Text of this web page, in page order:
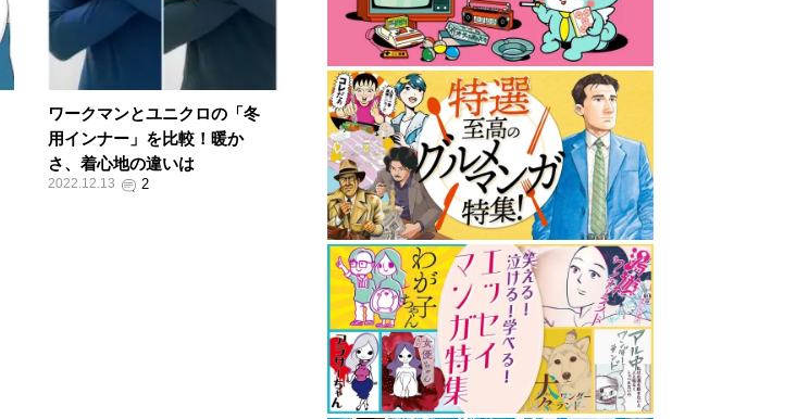
ワークマンとユニクロの「冬
用インナー」を比較！暖か
さ、着心地の違いは
2022.12.13